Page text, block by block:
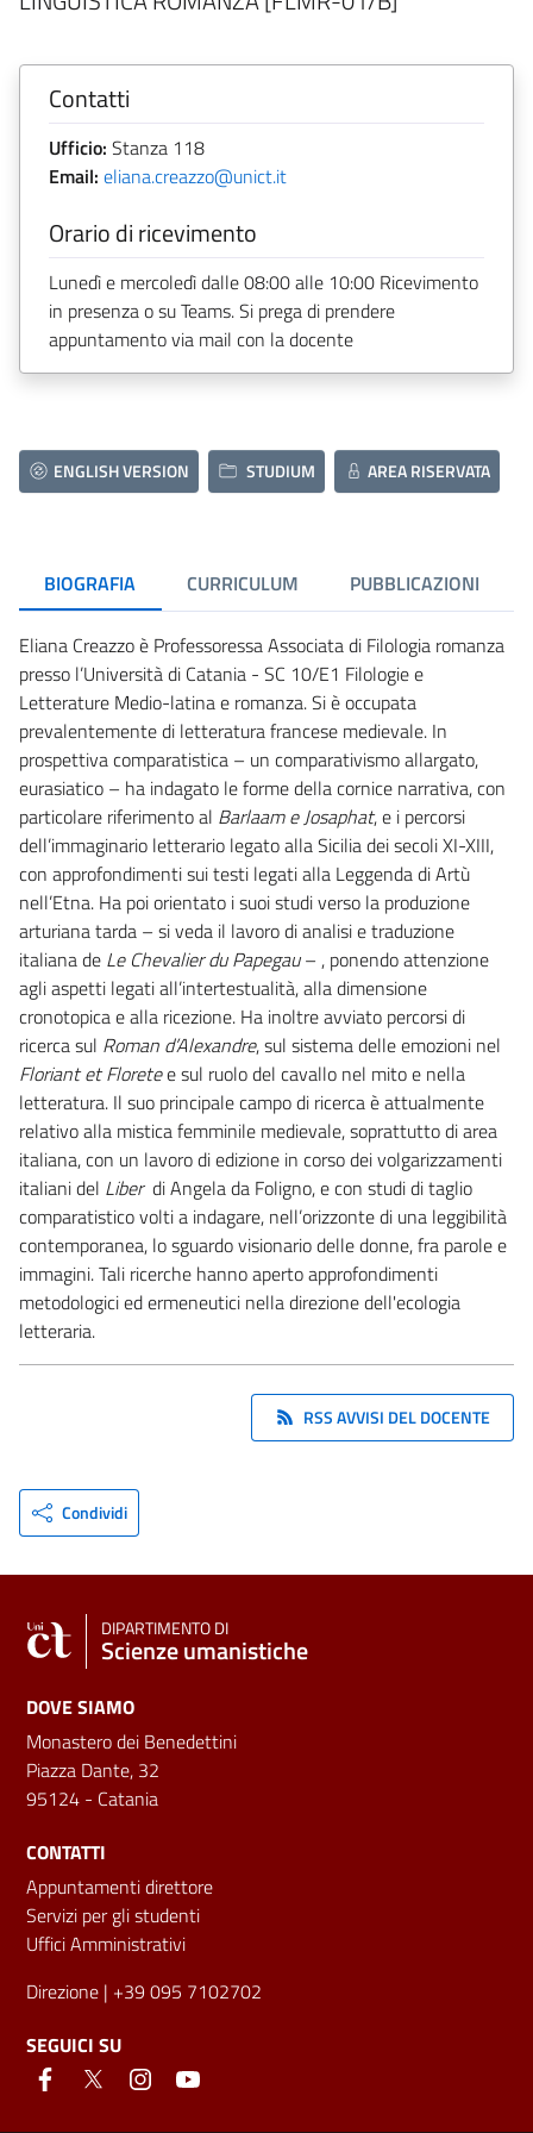
Contatti
Ufficio: Stanza 118
Email: eliana.creazzo@unict.it
Orario di ricevimento
Lunedì e mercoledì dalle 08:00 alle 10:00 Ricevimento
in presenza o su Teams. Si prega di prendere
appuntamento via mail con la docente
ENGLISH VERSION STUDIUM AREA RISERVATA
BIOGRAFIA CURRICULUM PUBBLICAZIONI
Eliana Creazzo è Professoressa Associata di Filologia romanza
presso l’Università di Catania - SC 10/E1 Filologie e
Letterature Medio-latina e romanza. Si è occupata
prevalentemente di letteratura francese medievale. In
prospettiva comparatistica – un comparativismo allargato,
eurasiatico – ha indagato le forme della cornice narrativa, con
particolare riferimento al Barlaam e Josaphat, e i percorsi
dell’immaginario letterario legato alla Sicilia dei secoli XI-XIII,
con approfondimenti sui testi legati alla Leggenda di Artù
nell’Etna. Ha poi orientato i suoi studi verso la produzione
arturiana tarda – si veda il lavoro di analisi e traduzione
italiana de Le Chevalier du Papegau– , ponendo attenzione
agli aspetti legati all’intertestualità, alla dimensione
cronotopica e alla ricezione. Ha inoltre avviato percorsi di
ricerca sul Roman d’Alexandre, sul sistema delle emozioni nel
Floriant et Floretee sul ruolo del cavallo nel mito e nella
letteratura. Il suo principale campo di ricerca è attualmente
relativo alla mistica femminile medievale, soprattutto di area
italiana, con un lavoro di edizione in corso dei volgarizzamenti
italiani del Liber di Angela da Foligno, e con studi di taglio
comparatistico volti a indagare, nell’orizzonte di una leggibilità
contemporanea, lo sguardo visionario delle donne, fra parole e
immagini. Tali ricerche hanno aperto approfondimenti
metodologici ed ermeneutici nella direzione dell'ecologia
letteraria.
RSS AVVISI DEL DOCENTE
Condividi
DIPARTIMENTO DI
Scienze umanistiche
DOVE SIAMO
Monastero dei Benedettini
Piazza Dante, 32
95124 - Catania
CONTATTI
Appuntamenti direttore
Servizi per gli studenti
Uffici Amministrativi
Direzione | +39 095 7102702
SEGUICI SU